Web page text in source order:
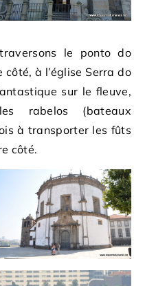
le ponto do
à l’église Serra do
sur le fleuve,
rabelos (bateaux
à transporter les fûts
côté.